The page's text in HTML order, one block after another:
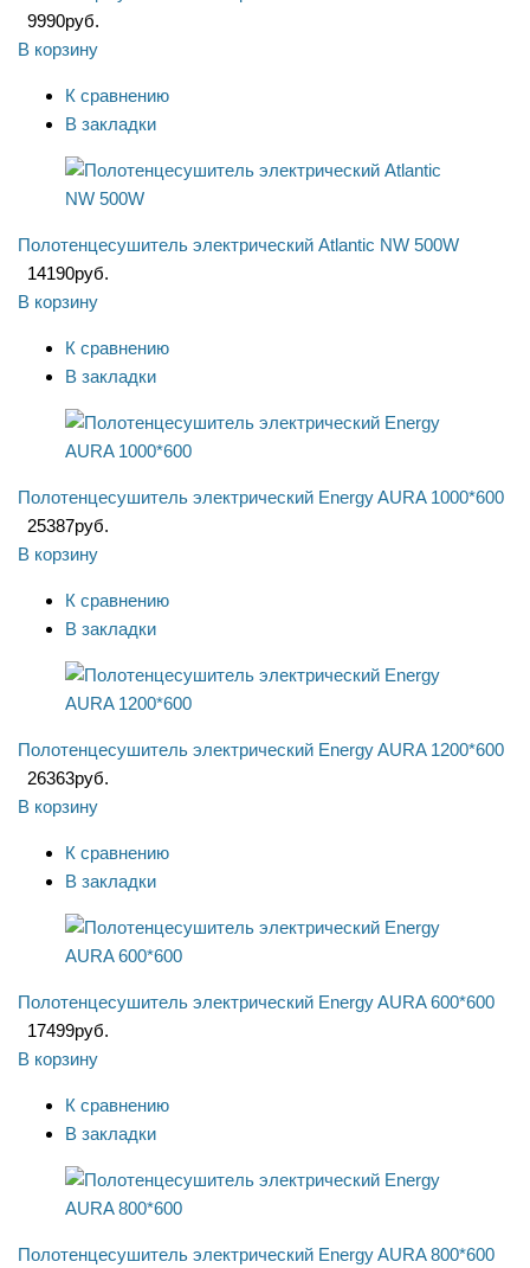
9990руб.
В корзину
К сравнению
В закладки
Полотенцесушитель электрический Atlantic NW 500W
14190руб.
В корзину
К сравнению
В закладки
Полотенцесушитель электрический Energy AURA 1000*600
25387руб.
В корзину
К сравнению
В закладки
Полотенцесушитель электрический Energy AURA 1200*600
26363руб.
В корзину
К сравнению
В закладки
Полотенцесушитель электрический Energy AURA 600*600
17499руб.
В корзину
К сравнению
В закладки
Полотенцесушитель электрический Energy AURA 800*600